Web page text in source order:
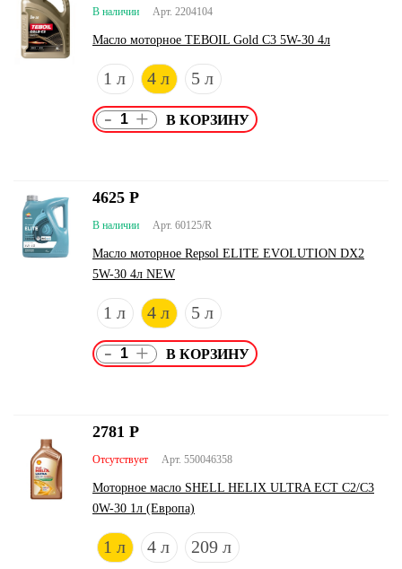
Арт. 2204104
В наличии
Масло моторное TEBOIL Gold C3 5W-30 4л
1 л 4 л 5 л
- +
Арт. 60125/R
В наличии
Масло моторное Repsol ELITE EVOLUTION DX2
5W-30 4л NEW
1 л 4 л 5 л
4625 Р
- +
Арт. 550046358
Отсутствует
Моторное масло SHELL HELIX ULTRA ECT C2/C3
0W-30 1л (Европа)
1 л 4 л 209 л
2781 Р